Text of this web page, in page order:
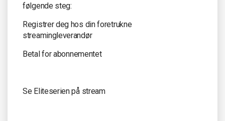
følgende steg:
Registrer deg hos din foretrukne
streamingleverandør
Betal for abonnementet
Se Eliteserien på stream